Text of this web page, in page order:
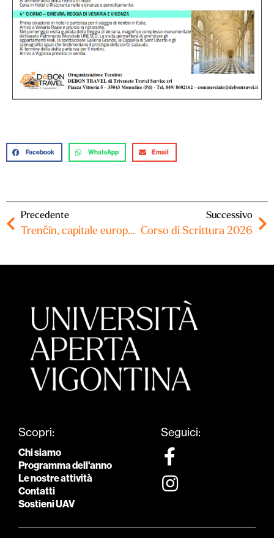
Facebook WhatsApp Email
Precedente
Trenčín, capitale europea della cultura 2026, Cracovia, Auschwitz, Bratislava e Vienna (30 sett-04 ott 2026)
Successivo
Corso di Scrittura 2026
Scopri:
Chi siamo
Programma dell'anno
Le nostre attività
Contatti
Sostieni UAV
Seguici: